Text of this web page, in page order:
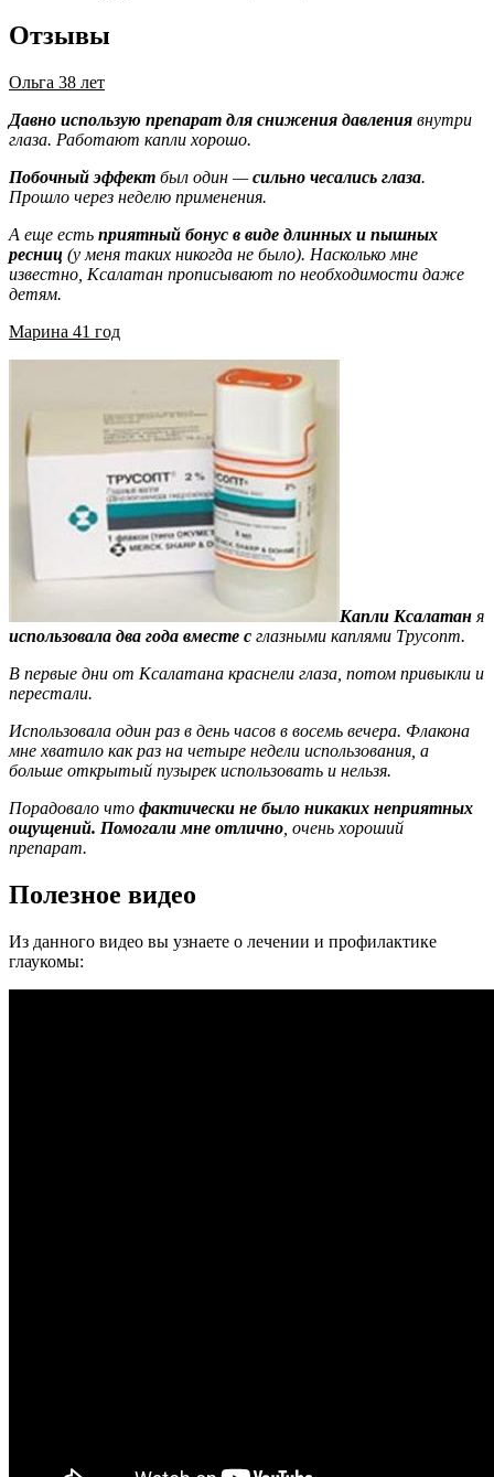
Отзывы
Ольга 38 лет
Давно использую препарат для снижения давления внутри
глаза. Работают капли хорошо.
Побочный эффект был один —сильно чесались глаза.
Прошло через неделю применения.
А еще есть приятный бонус в виде длинных и пышных
ресниц (у меня таких никогда не было). Насколько мне
известно, Ксалатан прописывают по необходимости даже
детям.
Марина 41 год
Капли Ксалатан я
использовала два года вместе с глазными каплями Трусопт.
В первые дни от Ксалатана краснели глаза, потом привыкли и
перестали.
Использовала один раз в день часов в восемь вечера. Флакона
мне хватило как раз на четыре недели использования, а
больше открытый пузырек использовать и нельзя.
Порадовало что фактически не было никаких неприятных
ощущений. Помогали мне отлично , очень хороший
препарат.
Полезное видео
Из данного видео вы узнаете о лечении и профилактике
глаукомы: